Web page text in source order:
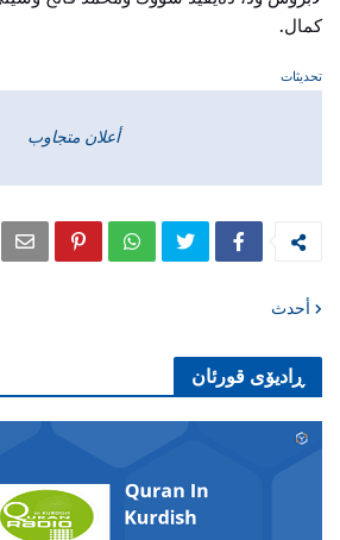
كمال.
تحديثات
أعلان متجاوب
أحدث
ڕادیۆی قورئان